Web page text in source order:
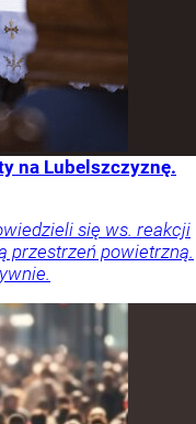
na Lubelszczyznę.
się ws. reakcji
przestrzeń powietrzną.